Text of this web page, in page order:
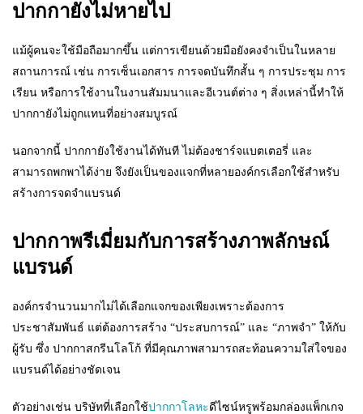
ปากกายังไม่หายไป
แม้ผู้คนจะใช้มือถือมากขึ้น แต่การเขียนด้วยมือยังคงจำเป็นในหลาย
สถานการณ์ เช่น การเซ็นเอกสาร การจดบันทึกสั้น ๆ การประชุม การ
เรียน หรือการใช้งานในงานสัมมนาและอีเวนต์ต่าง ๆ สิ่งเหล่านี้ทำให้
ปากกายังไม่ถูกแทนที่อย่างสมบูรณ์
นอกจากนี้ ปากกายังใช้งานได้ทันที ไม่ต้องชาร์จแบตเตอรี่ และ
สามารถพกพาได้ง่าย จึงยังเป็นของแจกที่หลายองค์กรเลือกใช้สำหรับ
สร้างการจดจำแบรนด์
ปากกาพรีเมี่ยมกับการสร้างภาพลักษณ์
แบรนด์
องค์กรจำนวนมากไม่ได้เลือกแจกของเพียงเพราะต้องการ
ประชาสัมพันธ์ แต่ต้องการสร้าง “ประสบการณ์” และ “ภาพจำ” ให้กับ
ผู้รับ ซึ่ง ปากกาสกรีนโลโก้ ที่มีคุณภาพสามารถสะท้อนความใส่ใจของ
แบรนด์ได้อย่างชัดเจน
ตัวอย่างเช่น บริษัทที่เลือกใช้ปากกาโลหะดีไซน์หรูพร้อมกล่องแพ็กเกจ